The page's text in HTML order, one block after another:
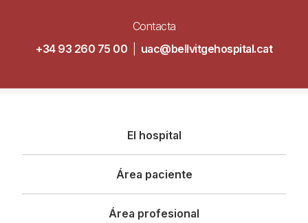
Contacta
+34 93 260 75 00
uac@bellvitgehospital.cat
principal
El hospital
Área paciente
Área profesional